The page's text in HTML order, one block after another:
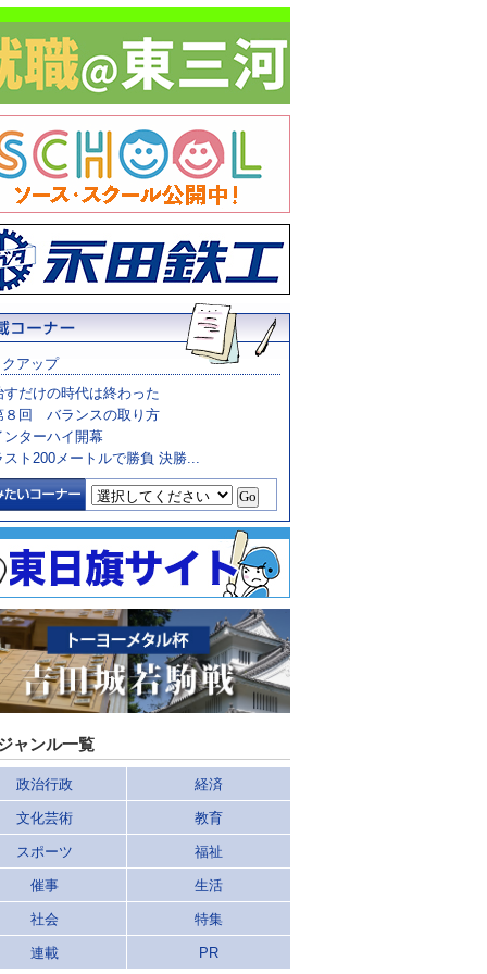
アップ
すだけの時代は終わった
８回 バランスの取り方
ンターハイ開幕
スト200メートルで勝負 決勝...
ャンル一覧
政治行政 経済
文化芸術 教育
スポーツ 福祉
催事 生活
社会 特集
連載 PR